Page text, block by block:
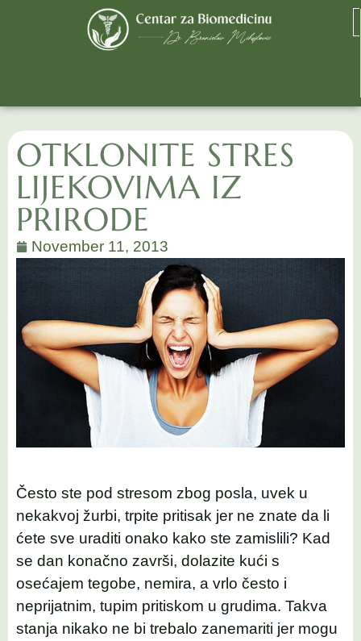
OTKLONITE STRES
LIJEKOVIMA IZ
PRIRODE
November 11, 2013
Često ste pod stresom zbog posla, uvek u
nekakvoj žurbi, trpite pritisak jer ne znate da li
ćete sve uraditi onako kako ste zamislili? Kad
se dan konačno završi, dolazite kući s
osećajem tegobe, nemira, a vrlo često i
neprijatnim, tupim pritiskom u grudima. Takva
stanja nikako ne bi trebalo zanemariti jer mogu